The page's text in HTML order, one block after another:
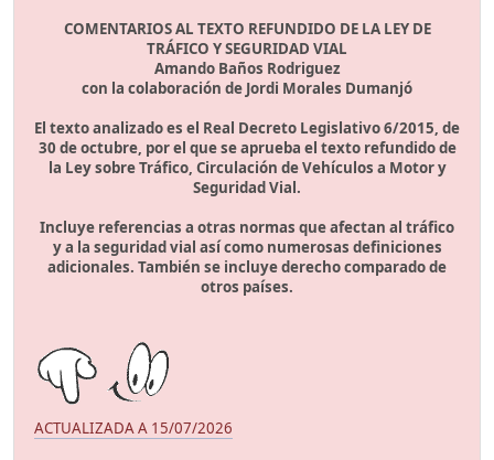
COMENTARIOS AL TEXTO REFUNDIDO DE LA LEY DE
TRÁFICO Y SEGURIDAD VIAL
Amando Baños Rodriguez
con la colaboración de Jordi Morales Dumanjó
El texto analizado es el Real Decreto Legislativo 6/2015, de
30 de octubre, por el que se aprueba el texto refundido de
la Ley sobre Tráfico, Circulación de Vehículos a Motor y
Seguridad Vial.
Incluye referencias a otras normas que afectan al tráfico
y a la seguridad vial así como numerosas definiciones
adicionales. También se incluye derecho comparado de
otros países.
ACTUALIZADA A 15/07/2026